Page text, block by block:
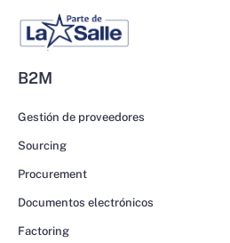
B2M
Gestión de proveedores
Sourcing
Procurement
Documentos electrónicos
Factoring